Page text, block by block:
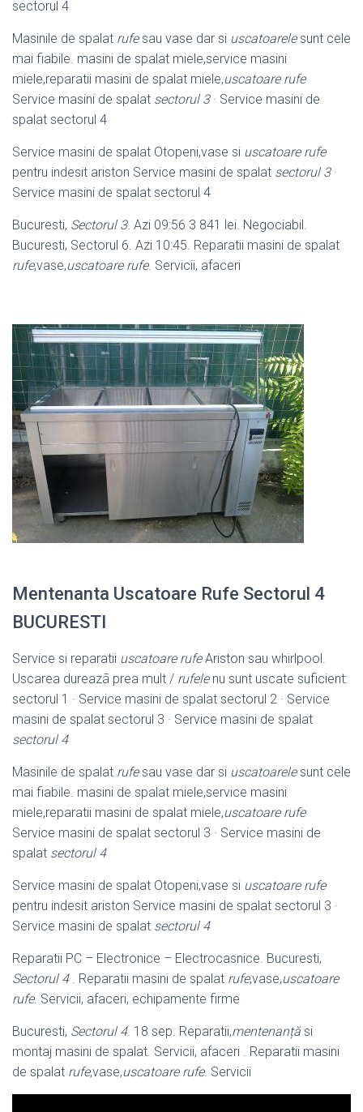
sectorul 4
Masinile de spalat rufesau vase dar si uscatoarelesunt cele
mai fiabile. masini de spalat miele,service masini
miele,reparatii masini de spalat miele,uscatoare rufe
Service masini de spalat sectorul 3· Service masini de
spalat sectorul 4
Service masini de spalat Otopeni,vase si uscatoare rufe
pentru indesit ariston Service masini de spalat sectorul 3·
Service masini de spalat sectorul 4
Bucuresti, Sectorul 3. Azi 09:56 3 841 lei. Negociabil.
Bucuresti, Sectorul 6. Azi 10:45. Reparatii masini de spalat
rufe,vase,uscatoare rufe. Servicii, afaceri
Mentenanta Uscatoare Rufe Sectorul 4
BUCURESTI
Service si reparatii uscatoare rufeAriston sau whirlpool.
Uscarea dureazã prea mult / rufelenu sunt uscate suficient:
sectorul 1 · Service masini de spalat sectorul 2 · Service
masini de spalat sectorul 3 · Service masini de spalat
sectorul 4
Masinile de spalat rufesau vase dar si uscatoarelesunt cele
mai fiabile. masini de spalat miele,service masini
miele,reparatii masini de spalat miele,uscatoare rufe
Service masini de spalat sectorul 3 · Service masini de
spalat sectorul 4
Service masini de spalat Otopeni,vase si uscatoare rufe
pentru indesit ariston Service masini de spalat sectorul 3 ·
Service masini de spalat sectorul 4
Reparatii PC – Electronice – Electrocasnice. Bucuresti,
Sectorul 4. Reparatii masini de spalat rufe,vase,uscatoare
rufe. Servicii, afaceri, echipamente firme
Bucuresti, Sectorul 4. 18 sep. Reparatii,mentenanțăsi
montaj masini de spalat. Servicii, afaceri . Reparatii masini
de spalat rufe,vase,uscatoare rufe. Servicii